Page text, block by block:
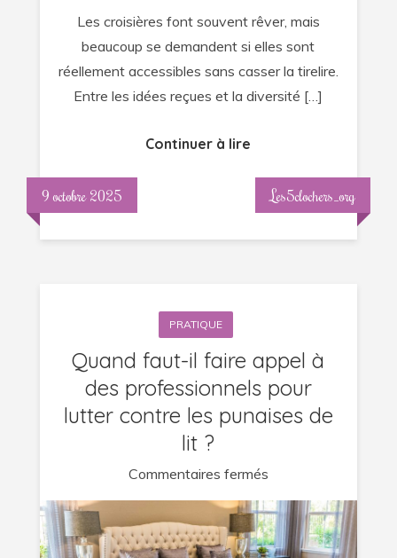
Les croisières font souvent rêver, mais
beaucoup se demandent si elles sont
réellement accessibles sans casser la tirelire.
Entre les idées reçues et la diversité […]
Continuer à lire
9 octobre 2025 Les5clochers_org
PRATIQUE
Quand faut-il faire appel à
des professionnels pour
lutter contre les punaises de
lit ?
Commentaires ferméssur
Quand
faut-
il